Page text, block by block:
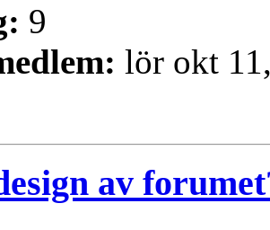
9
lör okt
av